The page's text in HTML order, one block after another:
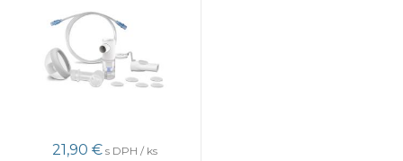
21,90 € s DPH / ks